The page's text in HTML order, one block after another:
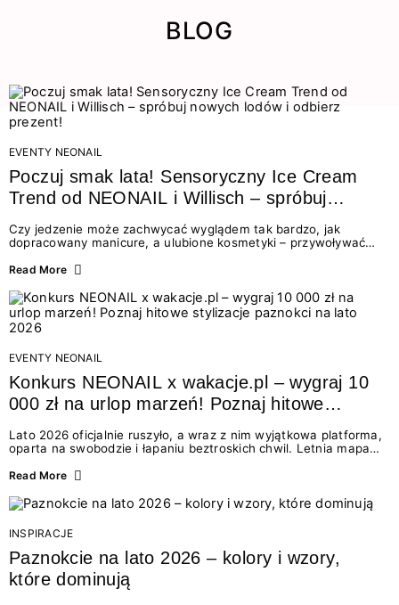
BLOG
EVENTY NEONAIL
Poczuj smak lata! Sensoryczny Ice Cream
Trend od NEONAIL i Willisch – spróbuj
nowych lodów i odbierz prezent!
Czy jedzenie może zachwycać wyglądem tak bardzo, jak
dopracowany manicure, a ulubione kosmetyki – przywoływać
świata beauty i oszałamiających deserów to coś więcej niż
zmysłami: przez soczysty kolor, aksamitną teksturę,
orzeźwiający zapach i słodki akcent na podniebieniu. Tego lata
NEONAIL łączy siły z marką Willisch, tworząc unikalny projekt
na styku jedzenia i piękna....
Read More
EVENTY NEONAIL
Konkurs NEONAIL x wakacje.pl – wygraj 10
000 zł na urlop marzeń! Poznaj hitowe
Lato 2026 oficjalnie ruszyło, a wraz z nim wyjątkowa platforma,
oparta na swobodzie i łapaniu beztroskich chwil. Letnia mapa
doświadczenia wakacji – od spontanicznych wyjazdów, przez
Motywem przewodnim jest eksplorowanie i kolekcjonowanie
letnich momentów. Z tej okazji przygotowaliśmy coś absolutnie
wyjątkowego: wielki konkurs z wakacje.pl oraz dawkę
najgorętszych trendów w...
Read More
INSPIRACJE
Paznokcie na lato 2026 – kolory i wzory,
które dominują